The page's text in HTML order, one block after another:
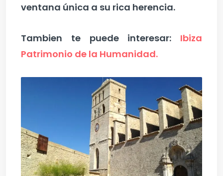
ventana única a su rica herencia.
Tambien te puede interesar: Ibiza
Patrimonio de la Humanidad.